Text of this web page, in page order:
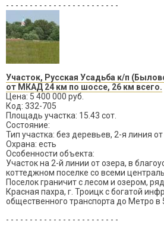
- - - - - - - - - - - - - - - - - - - - - - - -
Участок, Русская Усадьба к/п
от МКАД 24 км по шоссе, 26 км всего.
Цена: 5 400 000 руб.
Код: 332-705
Площадь участка: 15.43 сот.
Состояние:
Тип участка: без деревьев, 2-я линия
Охрана: есть
Особенности объекта:
Участок на 2-й линии от озера, в
коттеджном поселке со всеми
Поселок граничит с лесом и озером,
Красная пахра, г. Троицк с богатой
общественного транспорта до Метро в
- - - - - - - - - - - - - - - - - - - - - - - -